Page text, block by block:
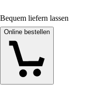
Bequem liefern lassen
Online bestellen